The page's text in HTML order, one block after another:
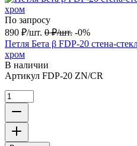
По запросу
890 ₽/шт. 0 ₽/шт. -0%
Петля Бета β FDP-20 стена-
хром
В наличии
Артикул FDP-20 ZN/CR